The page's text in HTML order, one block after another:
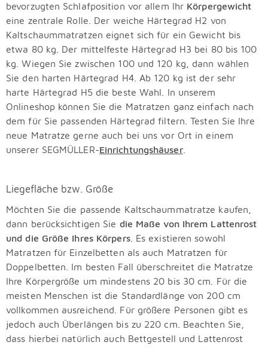
bevorzugten Schlafposition vor allem Ihr Körpergewicht
eine zentrale Rolle. Der weiche Härtegrad H2 von
Kaltschaummatratzen eignet sich für ein Gewicht bis
etwa 80 kg. Der mittelfeste Härtegrad H3 bei 80 bis 100
kg. Wiegen Sie zwischen 100 und 120 kg, dann wählen
Sie den harten Härtegrad H4. Ab 120 kg ist der sehr
harte Härtegrad H5 die beste Wahl. In unserem
Onlineshop können Sie die Matratzen ganz einfach nach
dem für Sie passenden Härtegrad filtern. Testen Sie Ihre
neue Matratze gerne auch bei uns vor Ort in einem
unserer SEGMÜLLER-Einrichtungshäuser.
Liegefläche bzw. Größe
Möchten Sie die passende Kaltschaummatratze kaufen,
dann berücksichtigen Sie die Maße von Ihrem Lattenrost
und die Größe Ihres Körpers. Es existieren sowohl
Matratzen für Einzelbetten als auch Matratzen für
Doppelbetten. Im besten Fall überschreitet die Matratze
Ihre Körpergröße um mindestens 20 bis 30 cm. Für die
meisten Menschen ist die Standardlänge von 200 cm
vollkommen ausreichend. Für größere Personen gibt es
jedoch auch Überlängen bis zu 220 cm. Beachten Sie,
dass hierbei natürlich auch Bettgestell und Lattenrost